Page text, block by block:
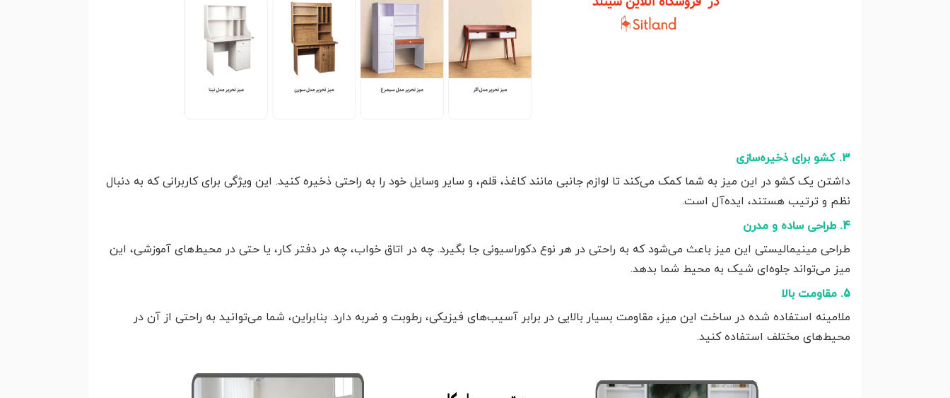
3. کشو برای ذخیره‌سازی
داشتن یک کشو در این میز به شما کمک می‌کند تا لوازم جانبی مانند کاغذ، قلم، و سایر وسایل خود را به راحتی ذخیره کنید. این ویژگی برای کاربرانی که به دنبال
نظم و ترتیب هستند، ایده‌آل است.
4. طراحی ساده و مدرن
طراحی مینیمالیستی این میز باعث می‌شود که به راحتی در هر نوع دکوراسیونی جا بگیرد. چه در اتاق خواب، چه در دفتر کار، یا حتی در محیط‌های آموزشی، این
میز می‌تواند جلوه‌ای شیک به محیط شما بدهد.
5. مقاومت بالا
ملامینه استفاده شده در ساخت این میز، مقاومت بسیار بالایی در برابر آسیب‌های فیزیکی، رطوبت و ضربه دارد. بنابراین، شما می‌توانید به راحتی از آن در
محیط‌های مختلف استفاده کنید.